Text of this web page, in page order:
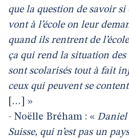
que la question de savoir si
vont à l’école on leur
quand ils rentrent de
ça qui rend la situation
sont scolarisés tout à fait
ceux qui peuvent se
[…] »
- Noëlle Bréham : « Daniel
Suisse, qui n’est pas un